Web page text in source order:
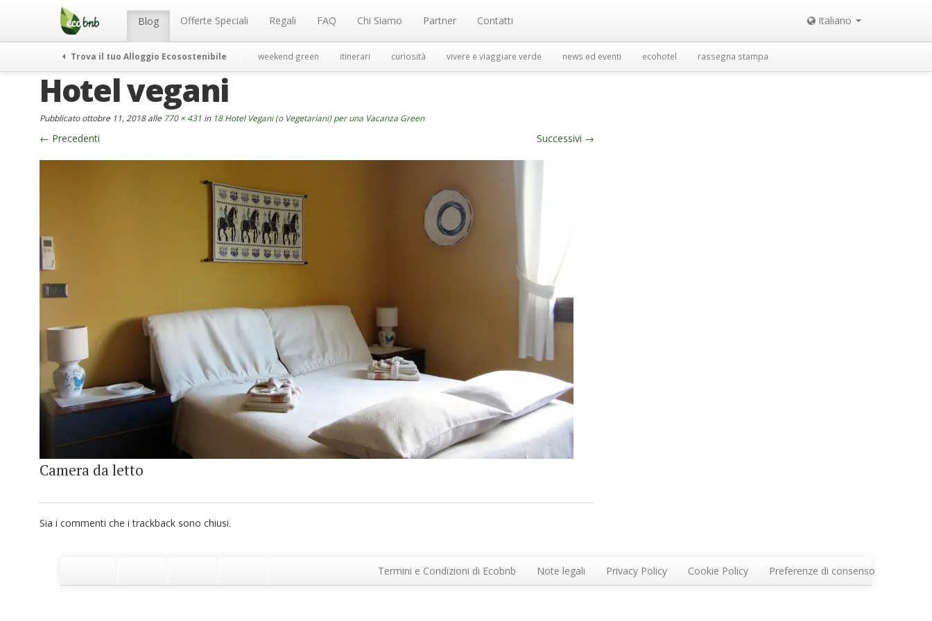
Menu Blog Offerte Speciali Regali FAQ Chi Siamo Partner Contatti Italiano
Trova il tuo Alloggio Ecosostenibile weekend green itinerari curiosità vivere e viaggiare verde news ed eventi ecohotel rassegna stampa
Hotel vegani
Pubblicatoottobre 11, 2018alle 770 × 431 in 18 Hotel Vegani (o Vegetariani) per una Vacanza Green
← Precedenti Successivi →
Camera da letto
Sia i commenti che i trackback sono chiusi.
Termini e Condizioni di Ecobnb Note legali Privacy Policy Cookie Policy Preferenze di consenso